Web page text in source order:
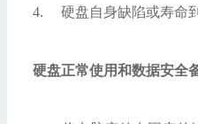
4. 硬盘自身缺陷或寿命
硬盘正常使用和数据安全